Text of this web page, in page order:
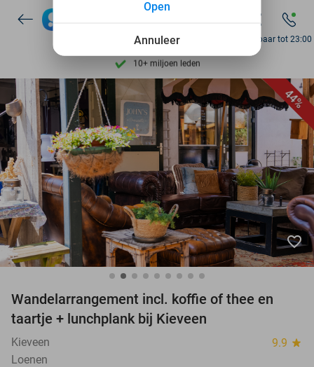
7 dagen per week beschikbaar
10+ miljoen leden
9,4 op basis van
Ontdek 15.000+ deals
7 dagen per week beschikbaar
10+ miljoen leden
Bereikbaar tot 23:00
44%
favorite_border
Wandelarrangement incl. koffie of thee en
taartje + lunchplank bij Kieveen
Kieveen 9.9 star
Loenen
Annuleer
Open